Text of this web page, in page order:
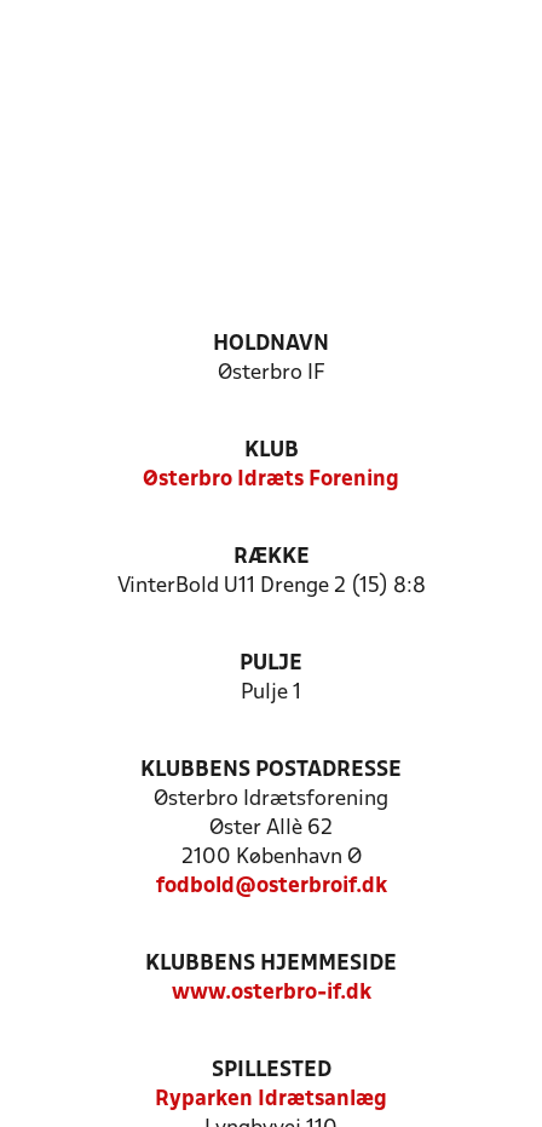
HOLDNAVN
Østerbro IF
KLUB
Østerbro Idræts Forening
RÆKKE
VinterBold U11 Drenge 2 (15) 8:8
PULJE
Pulje 1
KLUBBENS POSTADRESSE
Østerbro Idrætsforening
Øster Allè 62
2100 København Ø
fodbold@osterbroif.dk
KLUBBENS HJEMMESIDE
www.osterbro-if.dk
SPILLESTED
Ryparken Idrætsanlæg